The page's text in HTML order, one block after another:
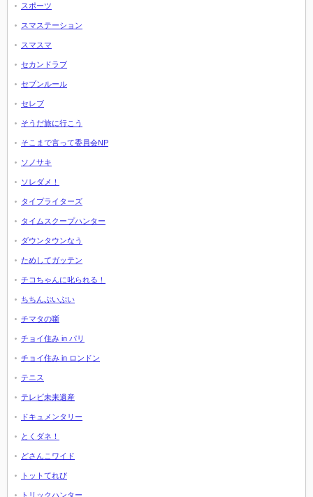
スポーツ
スマステーション
スマスマ
セカンドラブ
セブンルール
セレブ
そうだ旅に行こう
そこまで言って委員会NP
ソノサキ
ソレダメ！
タイプライターズ
タイムスクープハンター
ダウンタウンなう
ためしてガッテン
チコちゃんに叱られる！
ちちんぷいぷい
チマタの噺
チョイ住み in パリ
チョイ住み in ロンドン
テニス
テレビ未来遺産
ドキュメンタリー
とくダネ！
どさんこワイド
トットてれび
トリックハンター